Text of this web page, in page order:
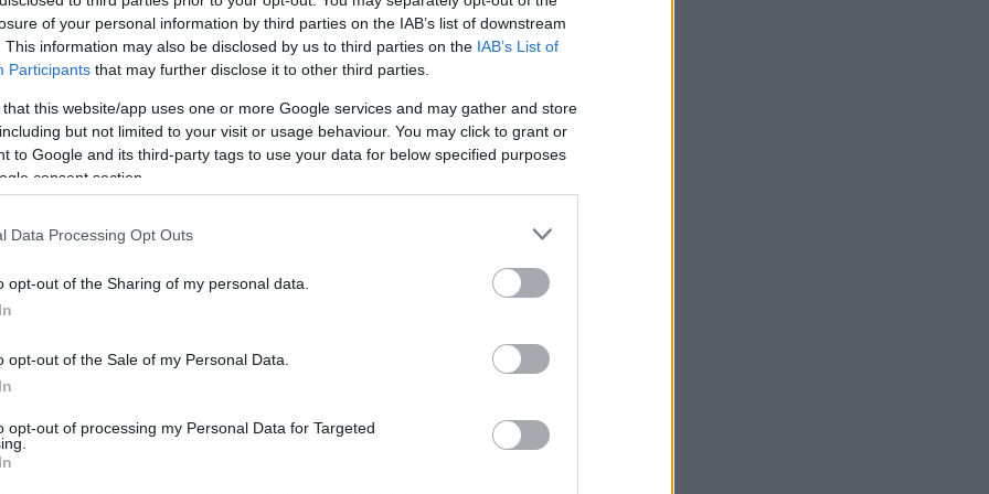
of your personal information by third parties on the IAB’s list of downstream
This information may also be disclosed by us to third parties on the IAB’s List of
Participants that may further disclose it to other third parties.
that this website/app uses one or more Google services and may gather and store
but not limited to your visit or usage behaviour. You may click to grant or
to Google and its third-party tags to use your data for below specified purposes
consent section.
Data Processing Opt Outs
opt-out of the Sharing of my personal data.
opt-out of the Sale of my Personal Data.
opt-out of processing my Personal Data for Targeted
Αγώνες του 2028
Αφροδίτη Κυρανάκου, που για οικογενειακούς
με τα χρώματα της Ολλανδίας, θα είναι πλέον
της Ελλάδας
Πανίσχυρη η Ελλάδα στα
αποφάσεων της Παγκόσμιας
αξιωματούχοι συμμετέχουν σε 12 διαφορετικές
παγκόσμιας ομοσπονδίας
Ελλάδας για 25η σερί